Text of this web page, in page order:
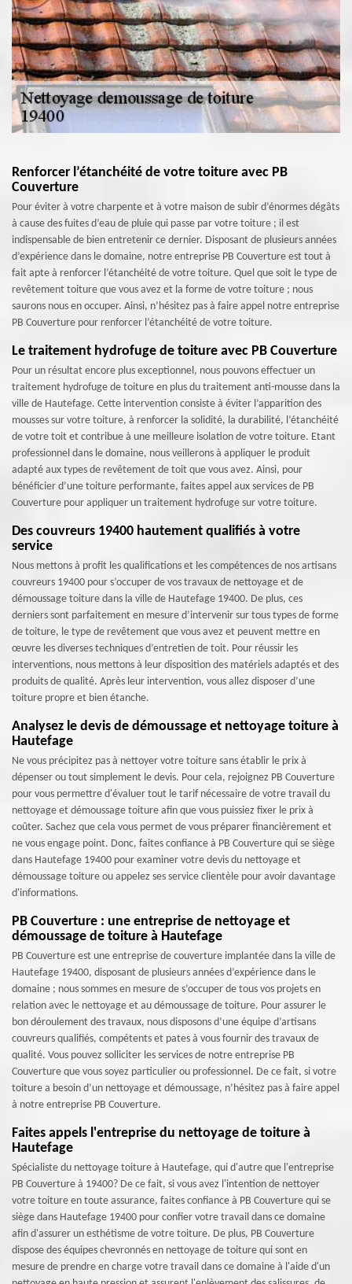
Renforcer l’étanchéité de votre toiture avec PB
Couverture
Pour éviter à votre charpente et à votre maison de subir d’énormes dégâts
à cause des fuites d’eau de pluie qui passe par votre toiture ; il est
indispensable de bien entretenir ce dernier. Disposant de plusieurs années
d’expérience dans le domaine, notre entreprise PB Couverture est tout à
fait apte à renforcer l’étanchéité de votre toiture. Quel que soit le type de
revêtement toiture que vous avez et la forme de votre toiture ; nous
saurons nous en occuper. Ainsi, n’hésitez pas à faire appel notre entreprise
PB Couverture pour renforcer l’étanchéité de votre toiture.
Le traitement hydrofuge de toiture avec PB Couverture
Pour un résultat encore plus exceptionnel, nous pouvons effectuer un
traitement hydrofuge de toiture en plus du traitement anti-mousse dans la
ville de Hautefage. Cette intervention consiste à éviter l’apparition des
mousses sur votre toiture, à renforcer la solidité, la durabilité, l’étanchéité
de votre toit et contribue à une meilleure isolation de votre toiture. Etant
professionnel dans le domaine, nous veillerons à appliquer le produit
adapté aux types de revêtement de toit que vous avez. Ainsi, pour
bénéficier d’une toiture performante, faites appel aux services de PB
Couverture pour appliquer un traitement hydrofuge sur votre toiture.
Des couvreurs 19400 hautement qualifiés à votre
service
Nous mettons à profit les qualifications et les compétences de nos artisans
couvreurs 19400 pour s’occuper de vos travaux de nettoyage et de
démoussage toiture dans la ville de Hautefage 19400. De plus, ces
derniers sont parfaitement en mesure d’intervenir sur tous types de forme
de toiture, le type de revêtement que vous avez et peuvent mettre en
œuvre les diverses techniques d’entretien de toit. Pour réussir les
interventions, nous mettons à leur disposition des matériels adaptés et des
produits de qualité. Après leur intervention, vous allez disposer d’une
toiture propre et bien étanche.
Analysez le devis de démoussage et nettoyage toiture à
Hautefage
Ne vous précipitez pas à nettoyer votre toiture sans établir le prix à
dépenser ou tout simplement le devis. Pour cela, rejoignez PB Couverture
pour vous permettre d'évaluer tout le tarif nécessaire de votre travail du
nettoyage et démoussage toiture afin que vous puissiez fixer le prix à
coûter. Sachez que cela vous permet de vous préparer financièrement et
ne vous engage point. Donc, faites confiance à PB Couverture qui se siège
dans Hautefage 19400 pour examiner votre devis du nettoyage et
démoussage toiture ou appelez ses service clientèle pour avoir davantage
d'informations.
PB Couverture : une entreprise de nettoyage et
démoussage de toiture à Hautefage
PB Couverture est une entreprise de couverture implantée dans la ville de
Hautefage 19400, disposant de plusieurs années d’expérience dans le
domaine ; nous sommes en mesure de s’occuper de tous vos projets en
relation avec le nettoyage et au démoussage de toiture. Pour assurer le
bon déroulement des travaux, nous disposons d’une équipe d’artisans
couvreurs qualifiés, compétents et pates à vous fournir des travaux de
qualité. Vous pouvez solliciter les services de notre entreprise PB
Couverture que vous soyez particulier ou professionnel. De ce fait, si votre
toiture a besoin d’un nettoyage et démoussage, n’hésitez pas à faire appel
à notre entreprise PB Couverture.
Faites appels l'entreprise du nettoyage de toiture à
Hautefage
Spécialiste du nettoyage toiture à Hautefage, qui d'autre que l'entreprise
PB Couverture à 19400? De ce fait, si vous avez l'intention de nettoyer
votre toiture en toute assurance, faites confiance à PB Couverture qui se
siège dans Hautefage 19400 pour confier votre travail dans ce domaine
afin d'assurer un esthétisme de votre toiture. De plus, PB Couverture
dispose des équipes chevronnés en nettoyage de toiture qui sont en
mesure de prendre en charge votre travail dans ce domaine à l'aide d'un